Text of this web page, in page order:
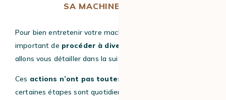
SA MACHINE À CAFÉ ?
Pour bien entretenir votre machine à café à grain, il est
important de procéder à diverses actions,
allons vous détailler dans la suite de cet article.
Ces actions n’ont pas toutes la même récurrence :
certaines étapes sont quotidiennes, quand d’autres seront